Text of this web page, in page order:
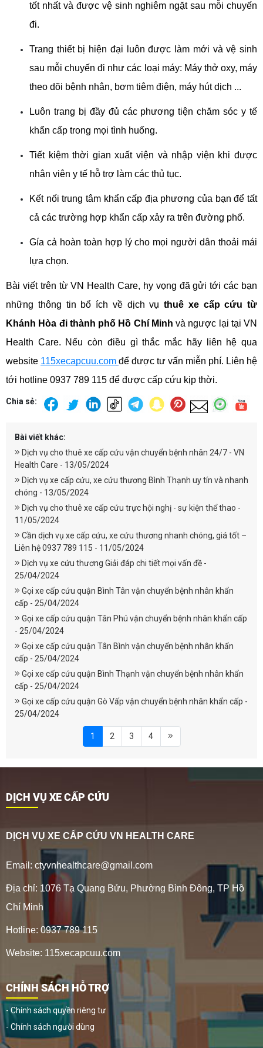
tốt nhất và được vệ sinh nghiêm ngặt sau mỗi chuyến
đi.
Trang thiết bị hiện đại luôn được làm mới và vệ sinh
sau mỗi chuyến đi như các loại máy: Máy thở oxy, máy
theo dõi bệnh nhân, bơm tiêm điện, máy hút dịch ...
Luôn trang bị đầy đủ các phương tiện chăm sóc y tế
khẩn cấp trong mọi tình huống.
Tiết kiệm thời gian xuất viện và nhập viện khi được
nhân viên y tế hỗ trợ làm các thủ tục.
Kết nối trung tâm khẩn cấp địa phương của bạn để tất
cả các trường hợp khẩn cấp xảy ra trên đường phố.
Gía cả hoàn toàn hợp lý cho mọi người dân thoải mái
lựa chọn.
Bài viết trên từ VN Health Care, hy vọng đã gửi tới các bạn
những thông tin bổ ích về dịch vụ thuê xe cấp cứu từ
Khánh Hòa đi thành phố Hồ Chí Minh và ngược lại tại VN
Health Care. Nếu còn điều gì thắc mắc hãy liên hệ qua
website 115xecapcuu.com để được tư vấn miễn phí. Liên hệ
tới hotline 0937 789 115 để được cấp cứu kịp thời.
Chia sẻ:
Bài viết khác:
Dịch vụ cho thuê xe cấp cứu vận chuyển bệnh nhân 24/7 - VN
Health Care - 13/05/2024
Dịch vụ xe cấp cứu, xe cứu thương Bình Thạnh uy tín và nhanh
chóng - 13/05/2024
Dịch vụ cho thuê xe cấp cứu trực hội nghị - sự kiện thể thao -
11/05/2024
Cần dịch vụ xe cấp cứu, xe cứu thương nhanh chóng, giá tốt –
Liên hệ 0937 789 115 - 11/05/2024
Dịch vụ xe cứu thương Giải đáp chi tiết mọi vấn đề -
25/04/2024
Gọi xe cấp cứu quận Bình Tân vận chuyển bệnh nhân khẩn
cấp - 25/04/2024
Gọi xe cấp cứu quận Tân Phú vận chuyển bệnh nhân khẩn cấp
- 25/04/2024
Gọi xe cấp cứu quận Tân Bình vận chuyển bệnh nhân khẩn
cấp - 25/04/2024
Gọi xe cấp cứu quận Bình Thạnh vận chuyển bệnh nhân khẩn
cấp - 25/04/2024
Gọi xe cấp cứu quận Gò Vấp vận chuyển bệnh nhân khẩn cấp -
25/04/2024
1 2 3 4
DỊCH VỤ XE CẤP CỨU
DỊCH VỤ XE CẤP CỨU VN HEALTH CARE
Email: ctyvnhealthcare@gmail.com
Địa chỉ: 1076 Tạ Quang Bửu, Phường Bình Đông, TP Hồ
Chí Minh
Hotline: 0937 789 115
Website: 115xecapcuu.com
CHÍNH SÁCH HỖ TRỢ
- Chính sách quyền riêng tư
- Chính sách người dùng